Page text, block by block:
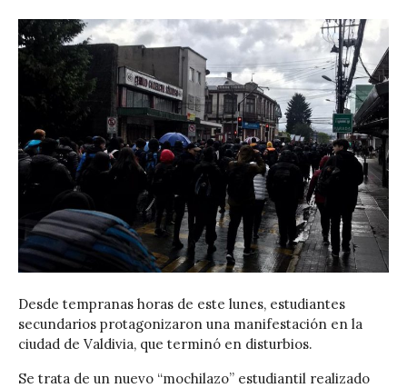
Desde tempranas horas de este lunes, estudiantes
secundarios protagonizaron una manifestación en la
ciudad de Valdivia, que terminó en disturbios.
Se trata de un nuevo “mochilazo” estudiantil realizado